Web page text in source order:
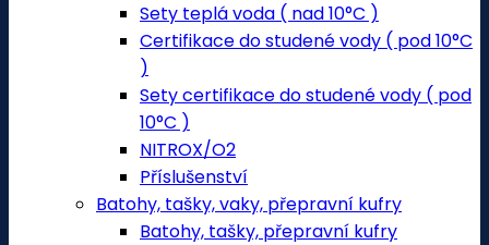
Sety teplá voda ( nad 10°C )
Certifikace do studené vody ( pod 10°C
)
Sety certifikace do studené vody ( pod
10°C )
NITROX/O2
Příslušenství
Batohy, tašky, vaky, přepravní kufry
Batohy, tašky, přepravní kufry